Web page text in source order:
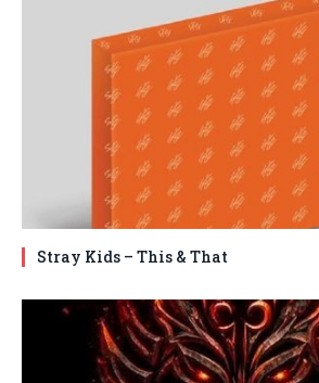
Stray Kids – This & That